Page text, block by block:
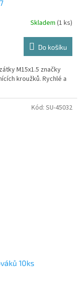
Skladem (1 ks)
Do košíku
M15x1.5 značky
kroužků. Rychlé a
10ks
Kód: SU-45032